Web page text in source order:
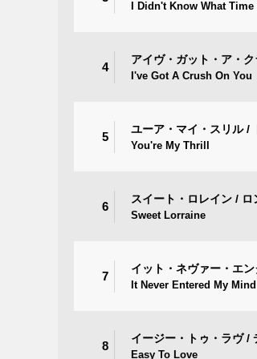
I Didn't Know What Time
4
アイヴ・ガット・ア・
I've Got A Crush On You
5
ユーア・マイ・スリル /
You're My Thrill
6
スイート・ロレイン / ロ
Sweet Lorraine
7
イット・ネヴァー・エ
It Never Entered My Mind
8
イージー・トゥ・ラヴ /
Easy To Love